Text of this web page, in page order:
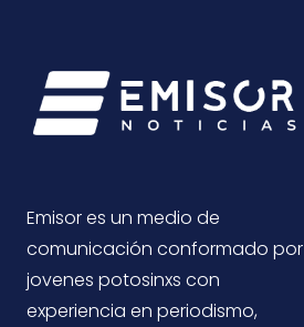
Emisor es un medio de
comunicación conformado por
jovenes potosinxs con
experiencia en periodismo,